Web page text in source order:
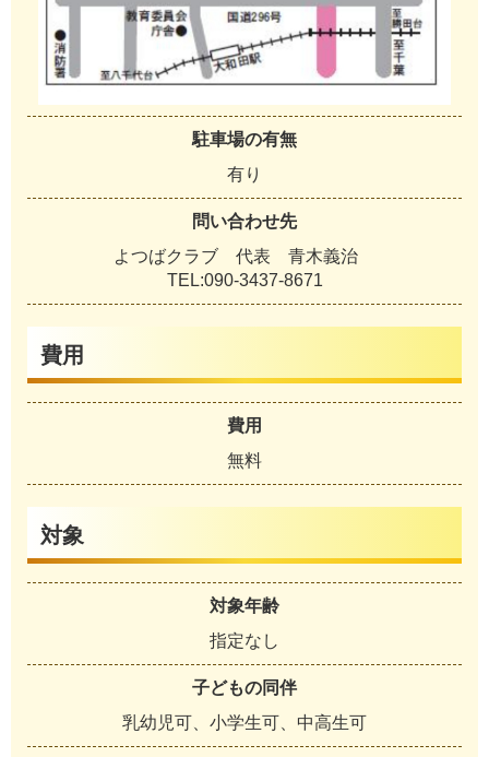
駐車場の有無
有り
問い合わせ先
よつばクラブ 代表 青木義治
TEL:090-3437-8671
費用
費用
無料
対象
対象年齢
指定なし
子どもの同伴
乳幼児可、小学生可、中高生可